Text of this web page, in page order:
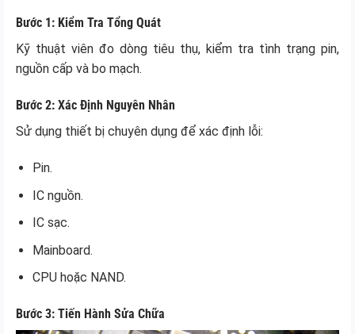
Bước 1: Kiểm Tra Tổng Quát
Kỹ thuật viên đo dòng tiêu thụ, kiểm tra tình trạng pin,
nguồn cấp và bo mạch.
Bước 2: Xác Định Nguyên Nhân
Sử dụng thiết bị chuyên dụng để xác định lỗi:
Pin.
IC nguồn.
IC sạc.
Mainboard.
CPU hoặc NAND.
Bước 3: Tiến Hành Sửa Chữa